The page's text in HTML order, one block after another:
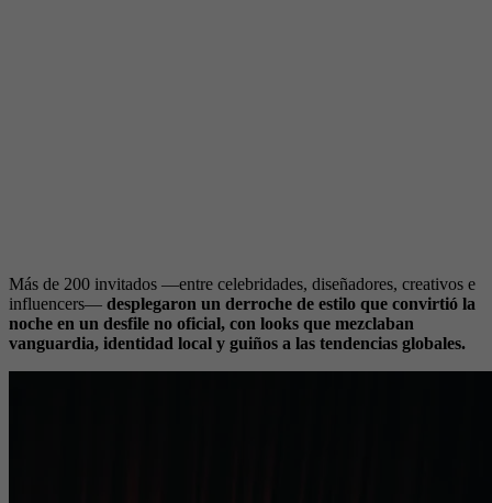
Más de 200 invitados —entre celebridades, diseñadores, creativos e
influencers— desplegaron un derroche de estilo que convirtió la
noche en un desfile no oficial, con looks que mezclaban
vanguardia, identidad local y guiños a las tendencias globales.